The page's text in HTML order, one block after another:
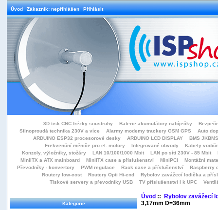
Úvod Zákazník: nepřihlášen Přihlásit
3D tisk CNC frézky soustruhy Baterie akumulátory nabíječky
Silnoproudá technika 230V a více
Alarmy modemy trackery GSM GPS
Auto
ARDUINO ESP32 procesorové desky
ARDUINO LCD DISPLAY
BMS
Frekvenční měniče pro el. motory
Integrované obvody
Kabely
Konzoly, výložníky, stožáry
LAN 10/100/1000 Mbit LAN po síti 230V - 85 Mbit
MiniITX a ATX mainboard
MiniITX case a příslušenství MiniPCI
Montážní
Převodníky - konvertory
PWM regulace Rack case a příslušenství
Raspberry
Routery low-cost
Routery Opti Hi-end
Rybolov zavážecí lodička a přísl
Tiskové servery a převodníky USB
TV příslušenství i k UPC
Kategorie
Úvod:: Rybolov zavážecí
3,17mm D=36mm